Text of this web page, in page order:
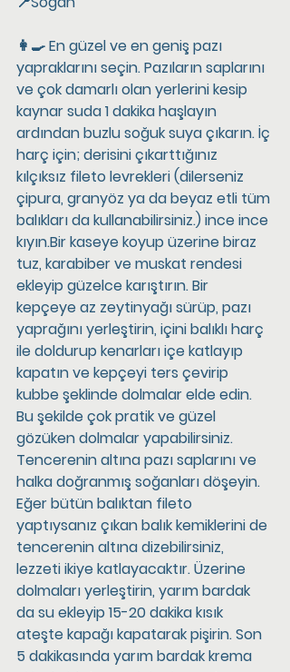
👩‍🍳 En güzel ve en geniş pazı
yapraklarını seçin. Pazıların saplarını
ve çok damarlı olan yerlerini kesip
kaynar suda 1 dakika haşlayın
ardından buzlu soğuk suya çıkarın. İç
harç için; derisini çıkarttığınız
kılçıksız fileto levrekleri (dilerseniz
çipura, granyöz ya da beyaz etli tüm
balıkları da kullanabilirsiniz.) ince ince
kıyın.Bir kaseye koyup üzerine biraz
tuz, karabiber ve muskat rendesi
ekleyip güzelce karıştırın. Bir
kepçeye az zeytinyağı sürüp, pazı
yaprağını yerleştirin, içini balıklı harç
ile doldurup kenarları içe katlayıp
kapatın ve kepçeyi ters çevirip
kubbe şeklinde dolmalar elde edin.
Bu şekilde çok pratik ve güzel
gözüken dolmalar yapabilirsiniz.
Tencerenin altına pazı saplarını ve
halka doğranmış soğanları döşeyin.
Eğer bütün balıktan fileto
yaptıysanız çıkan balık kemiklerini de
tencerenin altına dizebilirsiniz,
lezzeti ikiye katlayacaktır. Üzerine
dolmaları yerleştirin, yarım bardak
da su ekleyip 15-20 dakika kısık
ateşte kapağı kapatarak pişirin. Son
5 dakikasında yarım bardak krema